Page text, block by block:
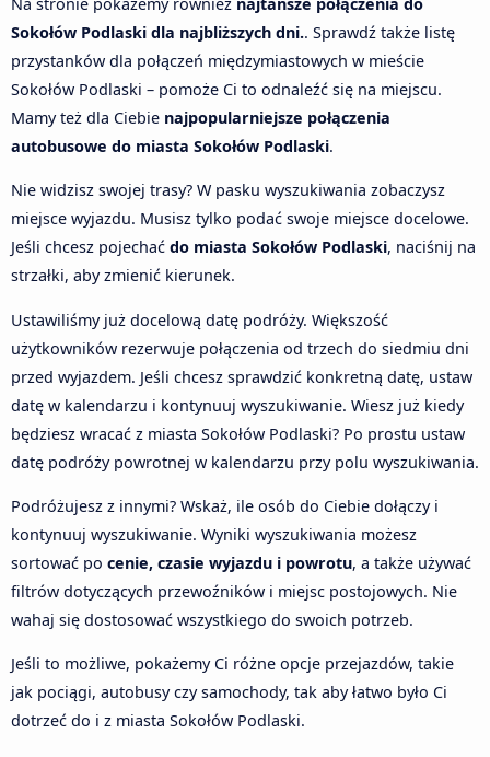
Sokołów Podlaski dla najbliższych dni.. Sprawdź także listę
przystanków dla połączeń międzymiastowych w mieście
Sokołów Podlaski – pomoże Ci to odnaleźć się na miejscu.
Mamy też dla Ciebie najpopularniejsze połączenia
autobusowe do miasta Sokołów Podlaski.
Nie widzisz swojej trasy? W pasku wyszukiwania zobaczysz
miejsce wyjazdu. Musisz tylko podać swoje miejsce docelowe.
Jeśli chcesz pojechać do miasta Sokołów Podlaski, naciśnij na
strzałki, aby zmienić kierunek.
Ustawiliśmy już docelową datę podróży. Większość
użytkowników rezerwuje połączenia od trzech do siedmiu dni
przed wyjazdem. Jeśli chcesz sprawdzić konkretną datę, ustaw
datę w kalendarzu i kontynuuj wyszukiwanie. Wiesz już kiedy
będziesz wracać z miasta Sokołów Podlaski? Po prostu ustaw
datę podróży powrotnej w kalendarzu przy polu wyszukiwania.
Podróżujesz z innymi? Wskaż, ile osób do Ciebie dołączy i
kontynuuj wyszukiwanie. Wyniki wyszukiwania możesz
sortować po cenie, czasie wyjazdu i powrotu, a także używać
filtrów dotyczących przewoźników i miejsc postojowych. Nie
wahaj się dostosować wszystkiego do swoich potrzeb.
Jeśli to możliwe, pokażemy Ci różne opcje przejazdów, takie
jak pociągi, autobusy czy samochody, tak aby łatwo było Ci
dotrzeć do i z miasta Sokołów Podlaski.